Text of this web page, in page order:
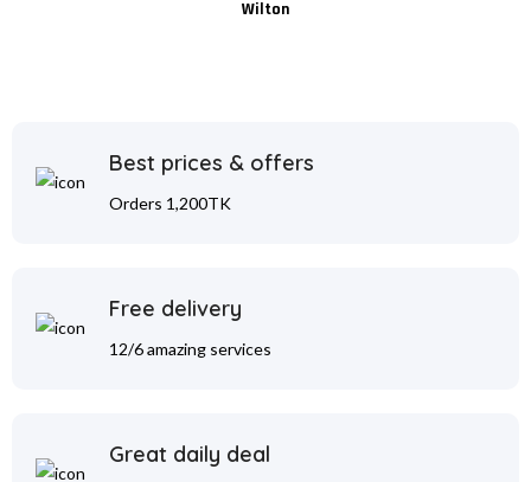
Wilton
Best prices & offers
Orders 1,200TK
Free delivery
12/6 amazing services
Great daily deal